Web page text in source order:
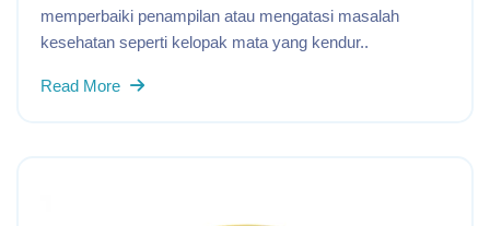
memperbaiki penampilan atau mengatasi masalah
kesehatan seperti kelopak mata yang kendur..
Read More